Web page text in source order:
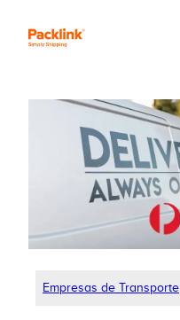
Empresas de Transporte